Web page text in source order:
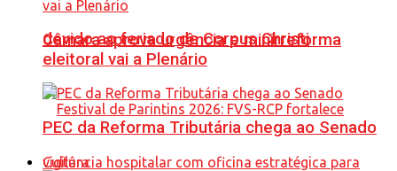
devido ao feriado de Corpus Christi
Câmara aprova urgência e minirreforma
eleitoral vai a Plenário
PEC da Reforma Tributária chega ao Senado
Cultura